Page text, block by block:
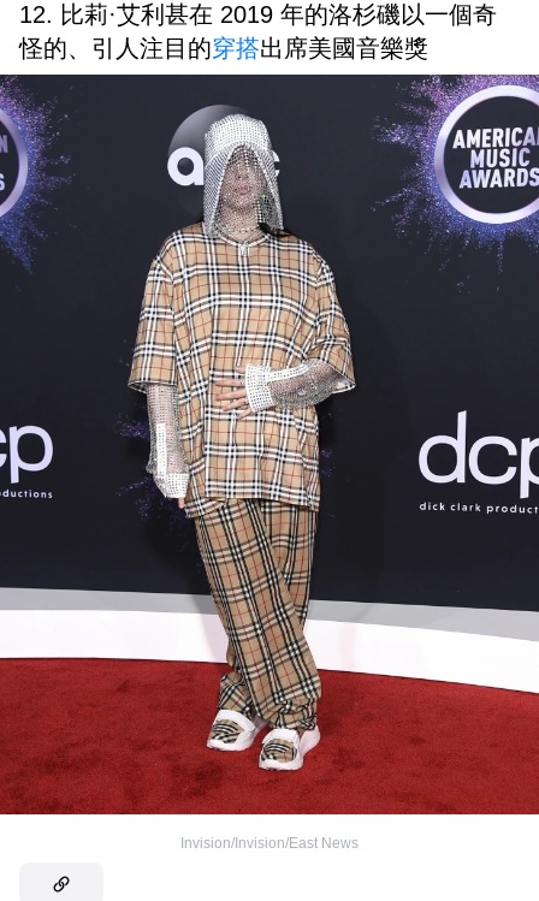
12. 比莉·艾利甚在 2019 年的洛杉磯以一個奇
怪的、引人注目的穿搭出席美國音樂獎
Invision/Invision/East News